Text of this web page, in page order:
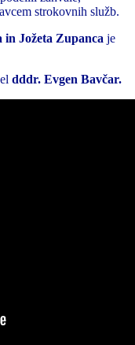
strokovnih služb.
in Jožeta Zupanca je
dddr. Evgen Bavčar.